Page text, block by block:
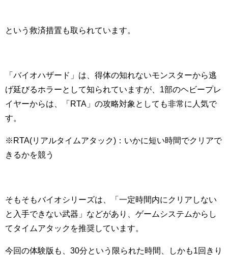
という救済措置も取られています。
「バイオハザード」は、得体の知れないモンスターから逃
げ延びるホラーとして知られていますが、1部のヘビープレ
イヤーからは、「RTA」の攻略対象としても非常に人気で
す。
※RTA(リアルタイムアタック)：いかに短い時間でクリアで
きるかを競う
そもそもバイオシリーズは、「一定時間内にクリアしない
と入手できない武器」などがあり、ゲームシステムからし
てタイムアタックを推奨しています。
今回の体験版も、30分という限られた時間、しかも1回きり